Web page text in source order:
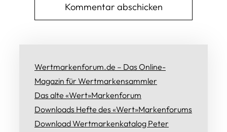
Wertmarkenforum.de – Das Online-
Magazin für Wertmarkensammler
Das alte «Wert»Markenforum
Downloads Hefte des «Wert»Markenforums
Download Wertmarkenkatalog Peter